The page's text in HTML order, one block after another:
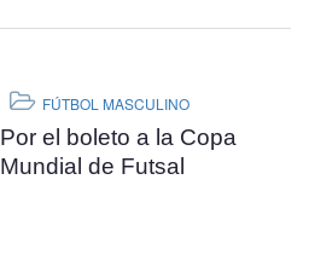
FÚTBOL MASCULINO
Por el boleto a la Copa
Mundial de Futsal